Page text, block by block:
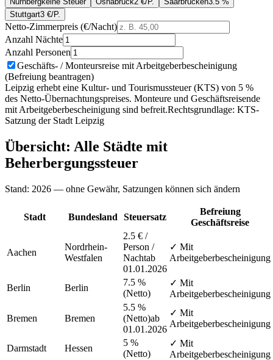
Stuttgart3 €/P.
Netto-Zimmerpreis (€/Nacht)
Anzahl Nächte
Anzahl Personen
Geschäfts- / Monteursreise mit Arbeitgeberbescheinigung
(Befreiung beantragen)
Leipzig erhebt eine Kultur- und Tourismussteuer (KTS) von 5 %
des Netto-Übernachtungspreises. Monteure und Geschäftsreisende
mit Arbeitgeberbescheinigung sind befreit.Rechtsgrundlage: KTS-
Satzung der Stadt Leipzig
Übersicht: Alle Städte mit
Beherbergungssteuer
Stand: 2026 — ohne Gewähr, Satzungen können sich ändern
Stadt Bundesland Steuersatz
Befreiung
Geschäftsreise
Aachen
Nordrhein-
Westfalen
2.5 € /
Person /
Nachtab
01.01.2026
✓ Mit
Arbeitgeberbescheinigung
Berlin Berlin
7.5 %
(Netto)
✓ Mit
Arbeitgeberbescheinigung
Bremen Bremen
5.5 %
(Netto)ab
01.01.2026
✓ Mit
Arbeitgeberbescheinigung
Darmstadt Hessen
5 %
(Netto)
✓ Mit
Arbeitgeberbescheinigung